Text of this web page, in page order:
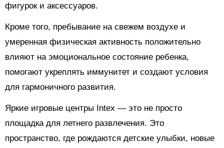
фигурок и аксессуаров.
Кроме того, пребывание на свежем воздухе и
умеренная физическая активность положительно
влияют на эмоциональное состояние ребенка,
помогают укреплять иммунитет и создают условия
для гармоничного развития.
Яркие игровые центры Intex — это не просто
площадка для летнего развлечения. Это
пространство, где рождаются детские улыбки, новые